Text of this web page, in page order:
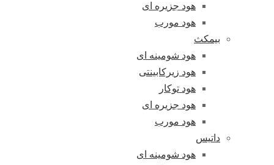
هود جزیره ای
هود مورب
بیمکث
هود شومینه ای
هود زیرکابینتی
هود توکار
هود جزیره ای
هود مورب
داتیس
هود شومینه ای